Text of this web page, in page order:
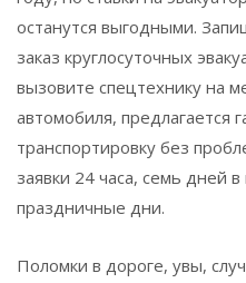
останутся выгодными.
заказ круглосуточных
вызовите спецтехнику на
автомобиля, предлагается
транспортировку без
заявки 24 часа, семь дней
праздничные дни.
Поломки в дороге, увы,